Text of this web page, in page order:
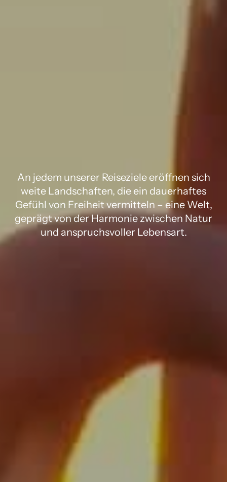
Seien Sie ganz im
Moment. Im
Lykia World.
An jedem unserer Reiseziele eröffnen sich
weite Landschaften, die ein dauerhaftes
Gefühl von Freiheit vermitteln – eine Welt,
geprägt von der Harmonie zwischen Natur
und anspruchsvoller Lebensart.